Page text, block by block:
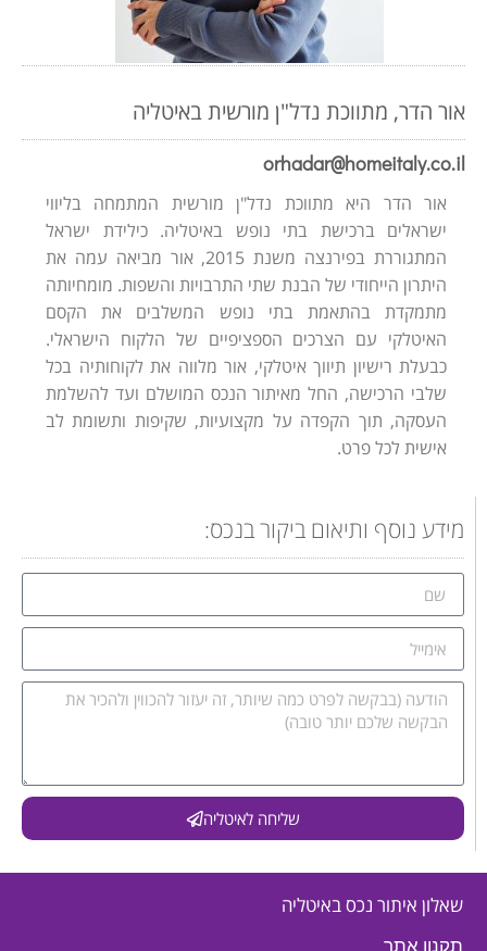
אור הדר, מתווכת נדל"ן מורשית באיטליה
orhadar@homeitaly.co.il
אור הדר היא מתווכת נדל"ן מורשית המתמחה בליווי
ישראלים ברכישת בתי נופש באיטליה. כילידת ישראל
המתגוררת בפירנצה משנת 2015, אור מביאה עמה את
היתרון הייחודי של הבנת שתי התרבויות והשפות. מומחיותה
מתמקדת בהתאמת בתי נופש המשלבים את הקסם
האיטלקי עם הצרכים הספציפיים של הלקוח הישראלי.
כבעלת רישיון תיווך איטלקי, אור מלווה את לקוחותיה בכל
שלבי הרכישה, החל מאיתור הנכס המושלם ועד להשלמת
העסקה, תוך הקפדה על מקצועיות, שקיפות ותשומת לב
אישית לכל פרט.
מידע נוסף ותיאום ביקור בנכס:
שליחה לאיטליה
שאלון איתור נכס באיטליה